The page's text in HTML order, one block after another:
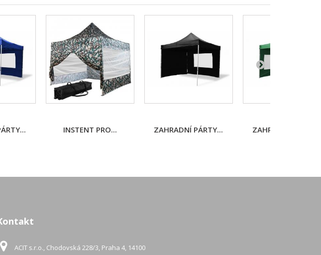
INSTENT PRO... ZAHRADNÍ PÁRTY... ZAHRADNÍ PÁRTY...
ACIT s.r.o., Chodovská 228/3, Praha 4, 14100